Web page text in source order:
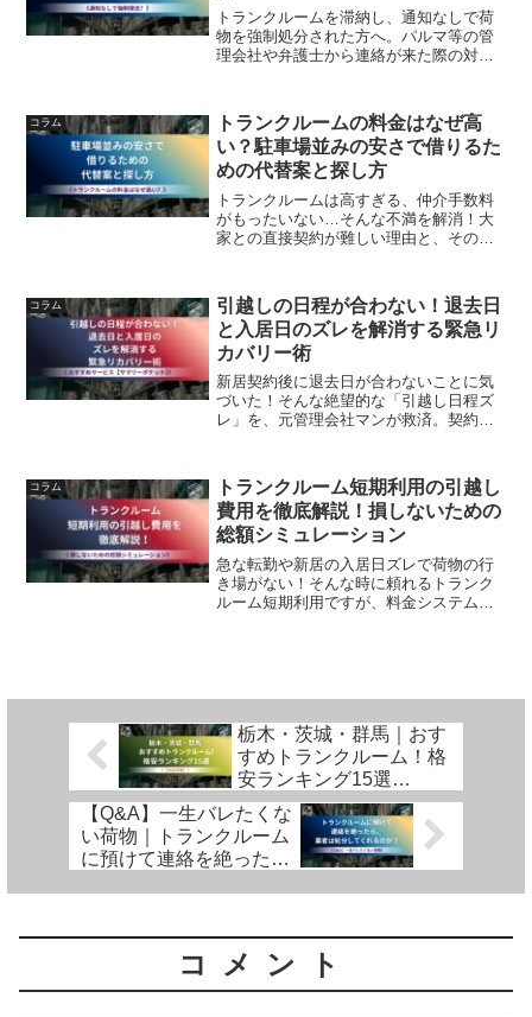
トランクルームを滞納し、通知なしで荷
物を強制処分された方へ。パルマ等の管
理会社や弁護士から連絡が来た際の対処
物を取り戻すか諦めるかの判断基準と
は。強制退去の実態と、法的観点から見
た解決策をまとめました。
コラム
トランクルームの料金はなぜ高
い？駐車場並みの安さで借りるた
めの代替案と探し方
トランクルームは高すぎる、仲介手数料
がもったいない…そんな不満を解消！大
家との直接契約が難しい理由と、その代
スなら駐車場並みの安さで借りることも
可能。格安で荷物を預けるための賢い探
し方を解説します。
コラム
引越しの日程が合わない！退去日
と入居日のズレを解消する緊急リ
カバリー術
新居契約後に退去日が合わないことに気
づいた！そんな絶望的な「引越し日程ズ
レ」を、元管理会社マンが救済。契約書
「格安クラウド収納術」で、二重家賃や
ホテル代の損失を最小限に抑える方法を
解説します。
コラム
トランクルーム短期利用の引越し
費用を徹底解説！損しないための
総額シミュレーション
急な転勤や新居の入居日ズレで荷物の行
き場がない！そんな時に頼れるトランク
ルーム短期利用ですが、料金システムに
ックを完全解説します。
栃木・茨城・群馬｜おす
すめトランクルーム！格
安ランキング15選
【2026年版】
【Q&A】一生バレたくな
い荷物｜トランクルーム
に預けて連絡を絶った
コメント